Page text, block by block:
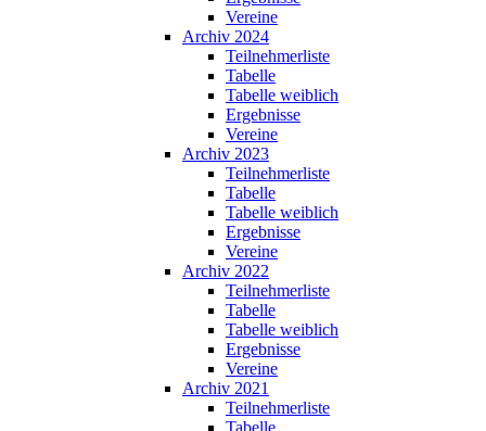
Vereine
Archiv 2024
Teilnehmerliste
Tabelle
Tabelle weiblich
Ergebnisse
Vereine
Archiv 2023
Teilnehmerliste
Tabelle
Tabelle weiblich
Ergebnisse
Vereine
Archiv 2022
Teilnehmerliste
Tabelle
Tabelle weiblich
Ergebnisse
Vereine
Archiv 2021
Teilnehmerliste
Tabelle